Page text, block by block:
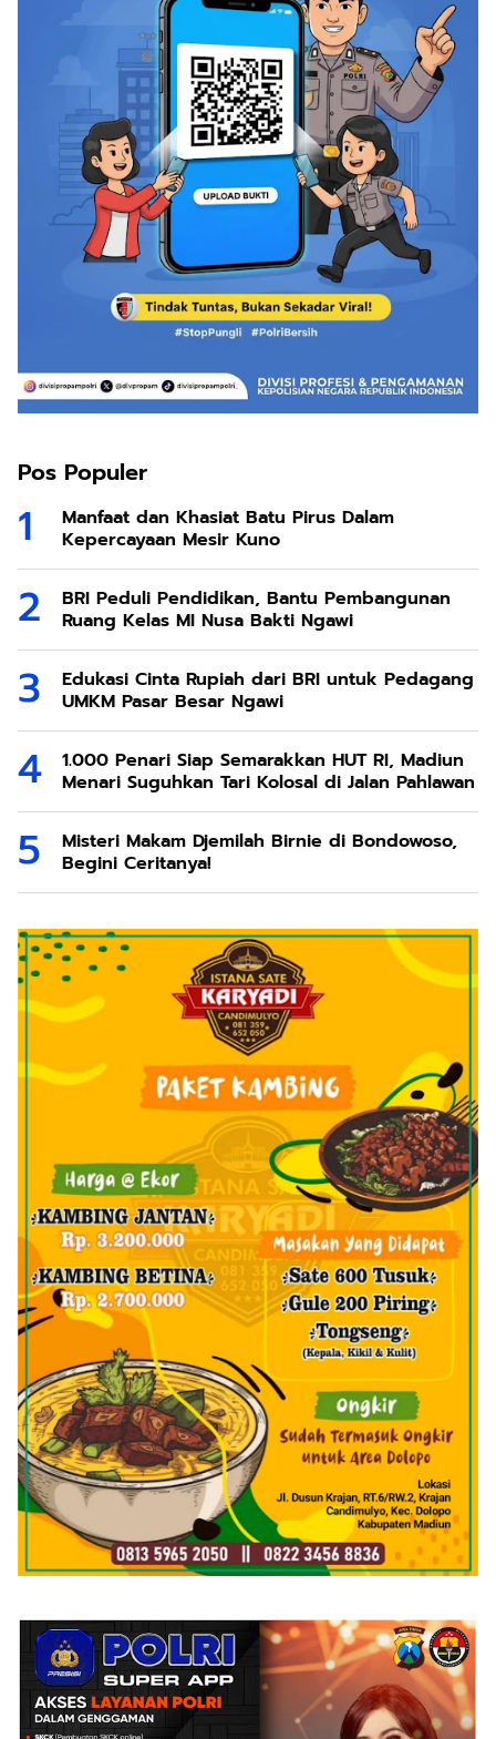
Pos Populer
Manfaat dan Khasiat Batu Pirus Dalam
Kepercayaan Mesir Kuno
BRI Peduli Pendidikan, Bantu Pembangunan
Ruang Kelas MI Nusa Bakti Ngawi
Edukasi Cinta Rupiah dari BRI untuk Pedagang
UMKM Pasar Besar Ngawi
1.000 Penari Siap Semarakkan HUT RI, Madiun
Menari Suguhkan Tari Kolosal di Jalan Pahlawan
Misteri Makam Djemilah Birnie di Bondowoso,
Begini Ceritanya!